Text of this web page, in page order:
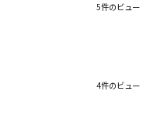
5件のビュー
4件のビュー